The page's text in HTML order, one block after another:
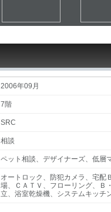
2006年09月
7階
SRC
相談
ペット相談、デザイナーズ、低層
オートロック、防犯カメラ、宅配
場、ＣＡＴＶ、フローリング、Ｂ
立、浴室乾燥機、システムキッチ